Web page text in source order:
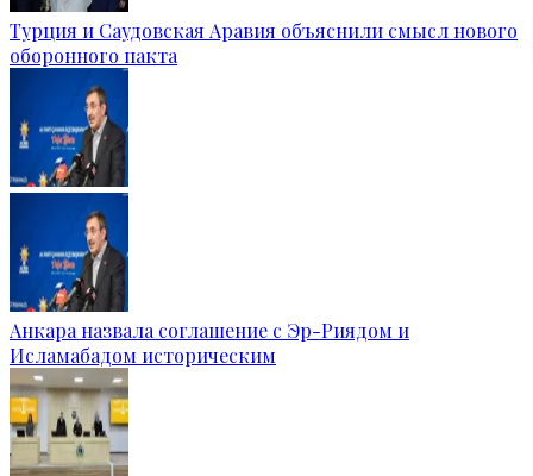
Турция и Саудовская Аравия объяснили смысл нового
оборонного пакта
Анкара назвала соглашение с Эр-Риядом и
Исламабадом историческим